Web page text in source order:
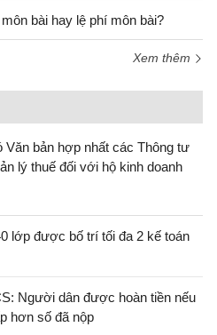
bài hay lệ phí môn bài?
Xem thêm
Văn bản hợp nhất các Thông tư
lý thuế đối với hộ kinh doanh
lớp được bố trí tối đa 2 kế toán
Người dân được hoàn tiền nếu
hơn số đã nộp